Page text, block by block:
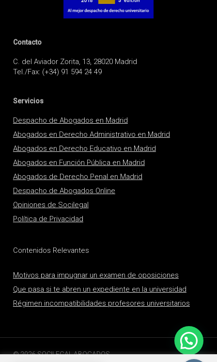
Contacto
C. del Aviador Zorita, 13, 28020 Madrid
Tel./Fax: (+34) 91 594 24 49
Servicios
Despacho de Abogados en Madrid
Abogados en Derecho Administrativo en Madrid
Abogados en Derecho Educativo en Madrid
Abogados en Función Pública en Madrid
Abogados de Derecho Penal en Madrid
Despacho de Abogados Online
Opiniones de Socilegal
Política de Privacidad
Contenidos Relevantes
Motivos para impugnar un examen de oposiciones
Que pasa si te abren un expediente en la universidad
Régimen incompatibilidades profesores universitarios
© 2026 SOCILEGAL ABOGADOS.